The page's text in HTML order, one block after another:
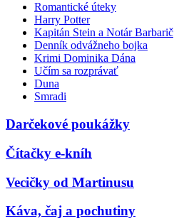
Romantické úteky
Harry Potter
Kapitán Stein a Notár Barbarič
Denník odvážneho bojka
Krimi Dominika Dána
Učím sa rozprávať
Duna
Smradi
Darčekové poukážky
Čítačky e-kníh
Vecičky od Martinusu
Káva, čaj a pochutiny